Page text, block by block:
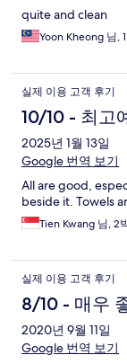
quite and clean
Yoon Kheong 님,
실제 이용 고객 후기
10/10 - 최고
2025년 1월 13일
Google 번역 보기
All are good,
beside it. Towels
Tien Kwang 님, 2
실제 이용 고객 후기
8/10 - 매우
2020년 9월 11일
Google 번역 보기